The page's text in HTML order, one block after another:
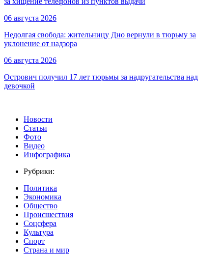
06 августа 2026
Недолгая свобода: жительницу Дно вернули в тюрьму за
уклонение от надзора
06 августа 2026
Острович получил 17 лет тюрьмы за надругательства над
девочкой
Новости
Статьи
Фото
Видео
Инфографика
Рубрики:
Политика
Экономика
Общество
Происшествия
Соцсфера
Культура
Спорт
Страна и мир